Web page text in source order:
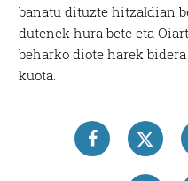
banatu dituzte hitzaldian
dutenek hura bete eta
beharko diote harek
kuota.